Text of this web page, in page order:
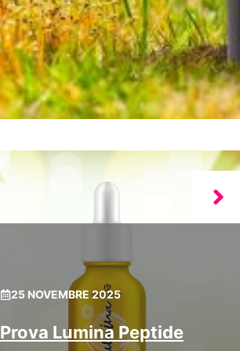
25 NOVEMBRE 2025
Prova Lumina Peptide